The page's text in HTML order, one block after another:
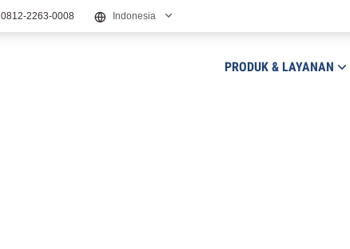
0812-2263-0008 Indonesia
PRODUK & LAYANAN